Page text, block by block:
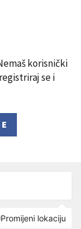
korisnički
se i